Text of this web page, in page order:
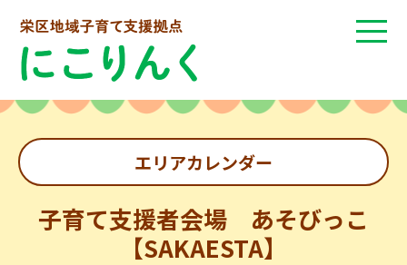
エリアカレンダー
子育て支援者会場 あそびっこ
【SAKAESTA】